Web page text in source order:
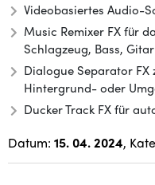
Videobasiertes Audio-
Music Remixer FX für
Schlagzeug, Bass,
Dialogue Separator FX
Hintergrund- oder
Ducker Track FX für
Datum: 15. 04. 2024,